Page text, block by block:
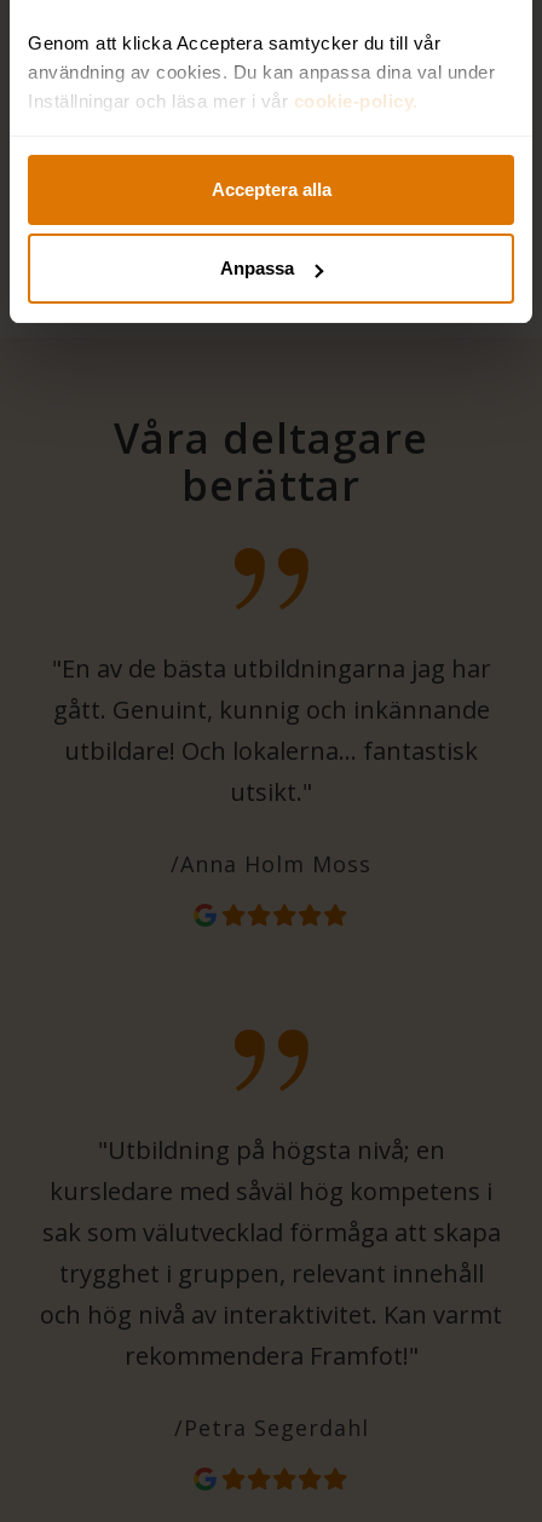
Genom att klicka Acceptera samtycker du till vår
användning av cookies. Du kan anpassa dina val under
Inställningar och läsa mer i vår cookie-policy.
Acceptera alla
Anpassa
Förändringsledning
Konflikthantering och svåra samtal
Ledarskap nivå 3 – Coachande ledarskap
Våra deltagare
berättar
"En av de bästa utbildningarna jag har
gått. Genuint, kunnig och inkännande
utbildare! Och lokalerna… fantastisk
utsikt."
/Anna Holm Moss
"Utbildning på högsta nivå; en
kursledare med såväl hög kompetens i
sak som välutvecklad förmåga att skapa
trygghet i gruppen, relevant innehåll
och hög nivå av interaktivitet. Kan varmt
rekommendera Framfot!"
/Petra Segerdahl